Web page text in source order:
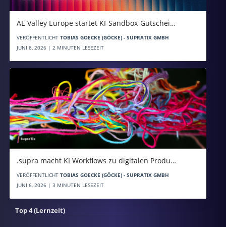
AE Valley Europe startet KI-Sandbox-Gutschei…
VERÖFFENTLICHT TOBIAS GOECKE (GÖCKE) - SUPRATIX GMBH
JUNI 8, 2026 | 2 MINUTEN LESEZEIT
.supra macht KI Workflows zu digitalen Produ…
VERÖFFENTLICHT TOBIAS GOECKE (GÖCKE) - SUPRATIX GMBH
JUNI 6, 2026 | 3 MINUTEN LESEZEIT
Top 4 (Lernzeit)